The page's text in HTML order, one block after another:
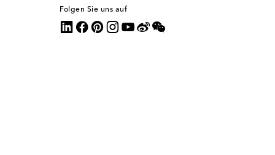
Folgen Sie uns auf